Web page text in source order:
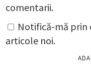
comentarii.
Notifică-mă prin
articole noi.